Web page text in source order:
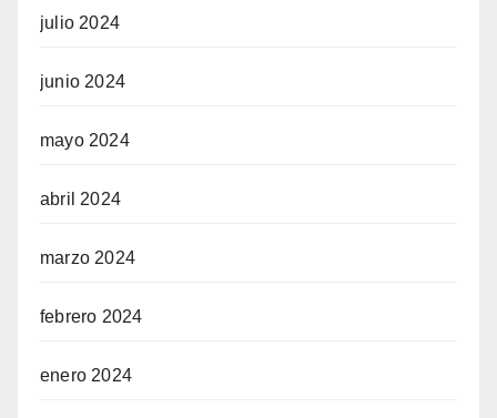
julio 2024
junio 2024
mayo 2024
abril 2024
marzo 2024
febrero 2024
enero 2024